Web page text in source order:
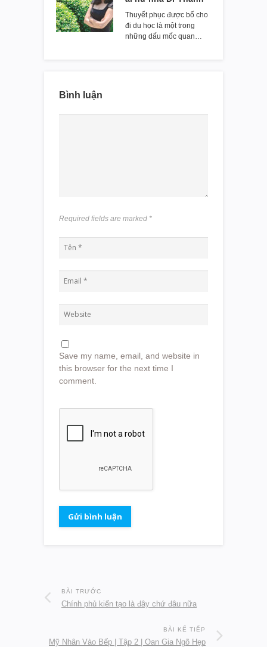
Thuyết phục được bố cho
đi du học là một trong
những dấu mốc quan…
Bình luận
Required fields are marked *
Save my name, email, and website in
this browser for the next time I
comment.
BÀI TRƯỚC
Chính phủ kiến tạo là đây chứ đâu nữa
BÀI KẾ TIẾP
Mỹ Nhân Vào Bếp | Tập 2 | Oan Gia Ngõ Hẹp